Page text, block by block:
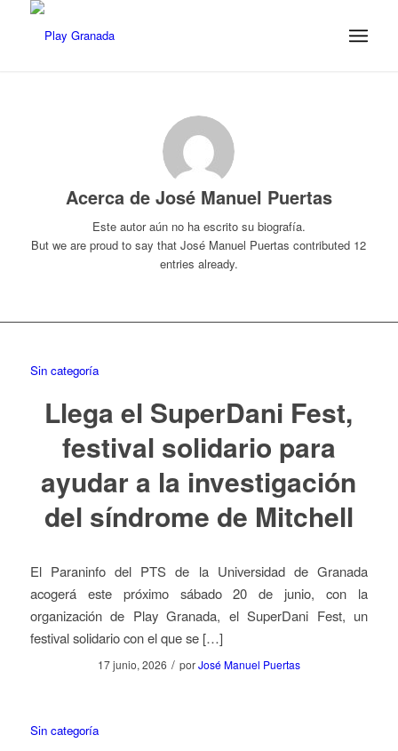
Acerca de José Manuel Puertas
Este autor aún no ha escrito su biografía.
But we are proud to say thatJosé Manuel Puertas contributed 12
entries already.
Sin categoría
Llega el SuperDani Fest,
festival solidario para
ayudar a la investigación
del síndrome de Mitchell
El Paraninfo del PTS de la Universidad de Granada
acogerá este próximo sábado 20 de junio, con la
organización de Play Granada, el SuperDani Fest, un
festival solidario con el que se […]
17 junio, 2026 / porJosé Manuel Puertas
Sin categoría